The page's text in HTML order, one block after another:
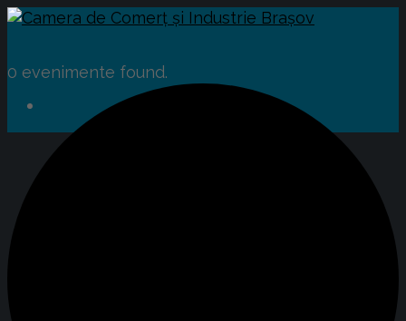
0 evenimente found.